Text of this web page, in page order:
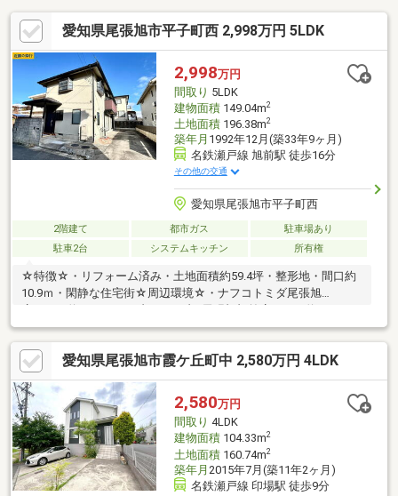
愛知県尾張旭市平子町西 2,998万円 5LDK
2,998万円
間取り 5LDK
建物面積149.04m2
土地面積196.38m2
築年月 1992年12月(築33年9ヶ月)
名鉄瀬戸線 旭前駅 徒歩16分
その他の交通
愛知県尾張旭市平子町西
2階建て 都市ガス
駐車場あり
駐車2台
システムキッチン 所有権
☆特徴☆・リフォーム済み・土地面積約59.4坪・整形地・間口約
10.9ｍ・閑静な住宅街☆周辺環境☆・ナフコトミダ尾張旭
V・dryg城山店・・・約620ｍ・城山小学校・・・約640ｍ・中日
信用金庫・・・約760ｍ
愛知県尾張旭市霞ケ丘町中 2,580万円 4LDK
2,580万円
間取り 4LDK
建物面積104.33m2
土地面積160.74m2
築年月 2015年7月(築11年2ヶ月)
名鉄瀬戸線 印場駅 徒歩9分